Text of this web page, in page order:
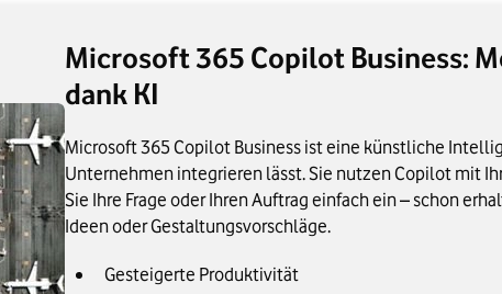
Microsoft 365 Copilot Business:
dank KI
Microsoft 365 Copilot Business ist eine künstliche
Unternehmen integrieren lässt. Sie nutzen Copilot mit
Sie Ihre Frage oder Ihren Auftrag einfach ein – schon
Ideen oder Gestaltungsvorschläge.
Gesteigerte Produktivität